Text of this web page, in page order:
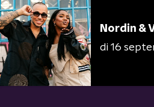
Nordin &
di 16